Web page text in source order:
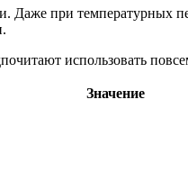
при температурных
использовать
Значение